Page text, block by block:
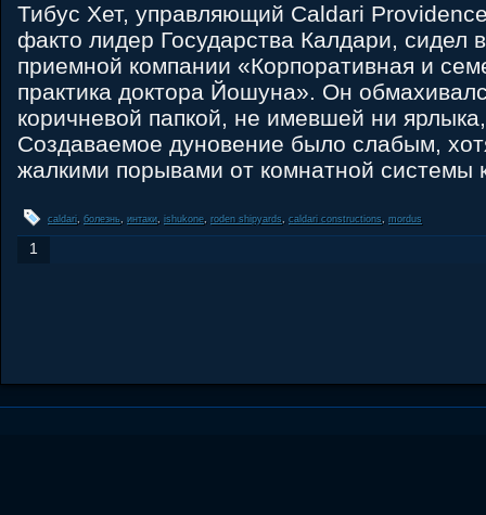
Тибус Хет, управляющий Caldari
факто лидер Государства Калдари, сидел
приемной компании «Корпоративная и
практика доктора Йошуна». Он
коричневой папкой, не имевшей ни
Создаваемое дуновение было слабым,
жалкими порывами от комнатной системы
caldari болезнь интаки ishukone, roden shipyards caldari constructions mordus
1